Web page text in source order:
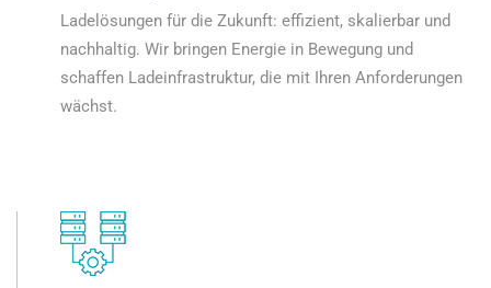
Ladelösungen für die Zukunft: effizient, skalierbar und
nachhaltig. Wir bringen Energie in Bewegung und
schaffen Ladeinfrastruktur, die mit Ihren Anforderungen
wächst.